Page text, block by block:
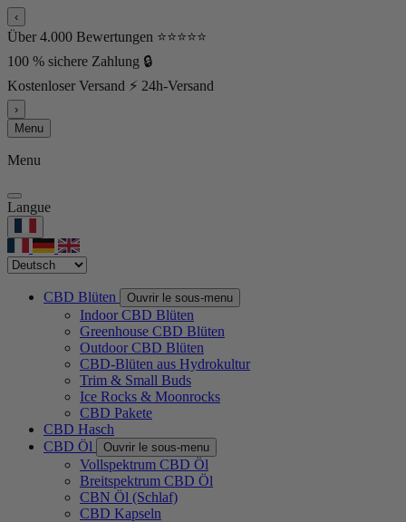
‹
Über 4.000 Bewertungen ⭐⭐⭐⭐⭐
100 % sichere Zahlung 🔒
Kostenloser Versand ⚡ 24h-Versand
›
Menu
Menu
Langue
CBD Blüten Ouvrir le sous-menu
Indoor CBD Blüten
Greenhouse CBD Blüten
Outdoor CBD Blüten
CBD-Blüten aus Hydrokultur
Trim & Small Buds
Ice Rocks & Moonrocks
CBD Pakete
CBD Hasch
CBD Öl
Ouvrir le sous-menu
Vollspektrum CBD Öl
Breitspektrum CBD Öl
CBN Öl (Schlaf)
CBD Kapseln